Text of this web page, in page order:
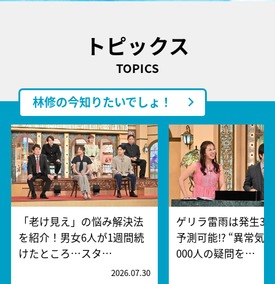
トピックス
TOPICS
林修の今知りたいでしょ！
「老け見え」の悩み解決法
を紹介！男女6人が1週間続
けたところ…スタ…
2026.07.30
ゲリラ雷雨は発生30
予測可能!? “異常気
000人の疑問を…